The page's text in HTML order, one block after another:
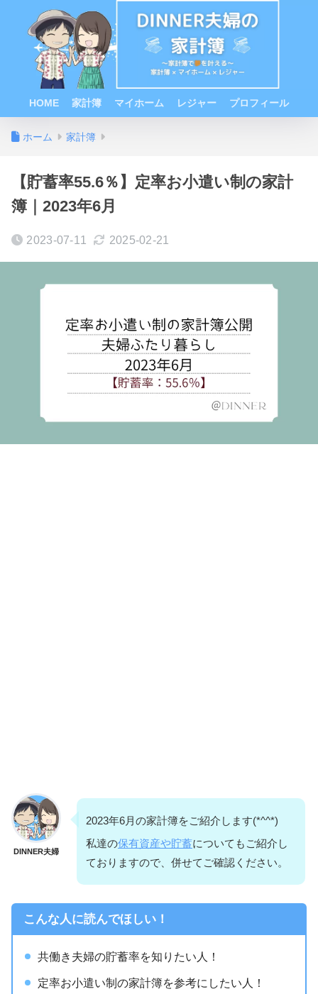
HOME 家計簿 マイホーム レジャー プロフィール
ホーム 家計簿
【貯蓄率55.6％】定率お小遣い制の家計
簿｜2023年6月
2023-07-11 2025-02-21
DINNER夫婦
2023年6月の家計簿をご紹介します(*^^*)
私達の保有資産や貯蓄についてもご紹介し
ておりますので、併せてご確認ください。
こんな人に読んでほしい！
共働き夫婦の貯蓄率を知りたい人！
定率お小遣い制の家計簿を参考にしたい人！